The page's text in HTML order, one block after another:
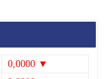
0,0000 ▼